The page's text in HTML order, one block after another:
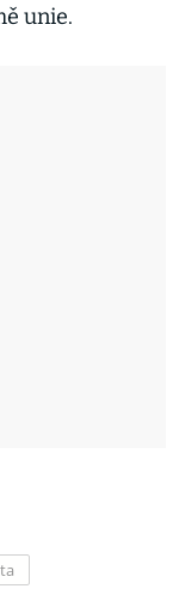
unie.